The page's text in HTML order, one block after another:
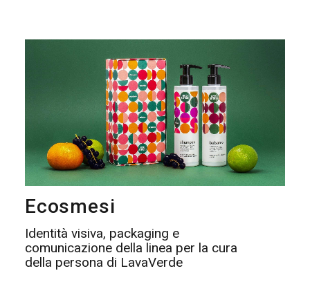
Ecosmesi
Identità visiva, packaging e
comunicazione della linea per la cura
della persona di LavaVerde